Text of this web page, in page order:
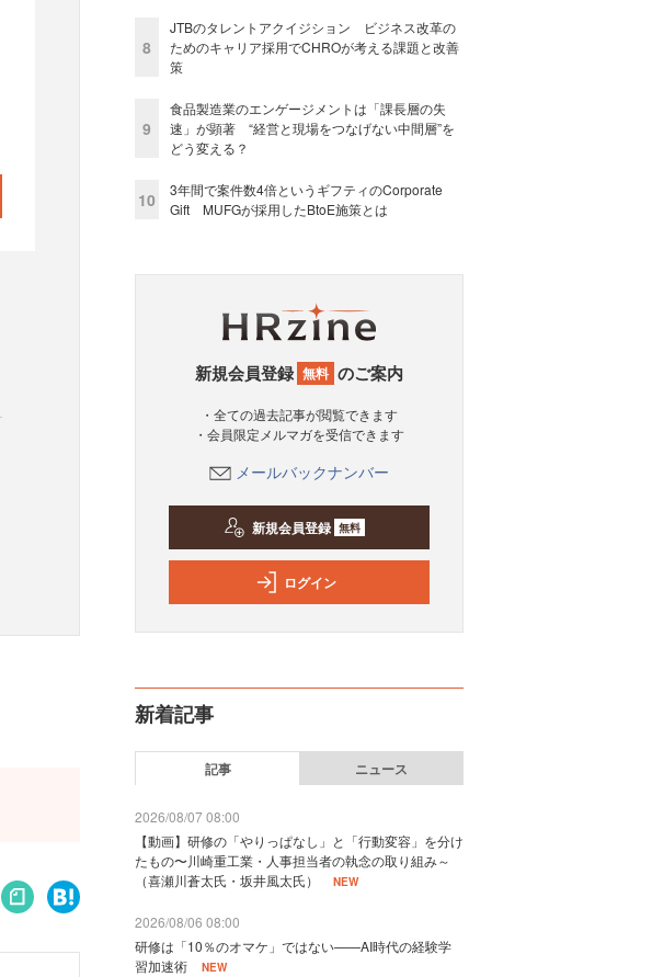
8
JTBのタレントアクイジション ビジネス改革の
ためのキャリア採用でCHROが考える課題と改善
策
9
食品製造業のエンゲージメントは「課長層の失
速」が顕著 “経営と現場をつなげない中間層”を
どう変える？
10
3年間で案件数4倍というギフティのCorporate
Gift MUFGが採用したBtoE施策とは
新規会員登録 無料 のご案内
・全ての過去記事が閲覧できます
・会員限定メルマガを受信できます
メールバックナンバー
新規会員登録 無料
ログイン
新着記事
記事 ニュース
2026/08/07 08:00
【動画】研修の「やりっぱなし」と「行動変容」を分け
たもの〜川崎重工業・人事担当者の執念の取り組み～
（喜瀬川蒼太氏・坂井風太氏）
NEW
2026/08/06 08:00
研修は「10％のオマケ」ではない——AI時代の経験学
習加速術
NEW